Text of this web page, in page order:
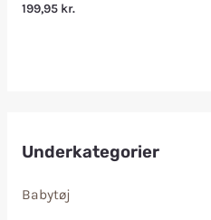
Underkategorier
Babytøj
199,95 kr.